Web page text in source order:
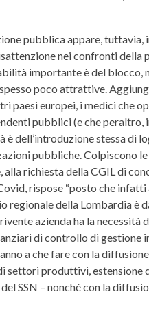
pubblica appare,
nei confronti della
importante è del blocco,
poco attrattive.
paesi europei, i medici che
pubblici (e che
è dell’introduzione stessa di
pubbliche. Colpiscono
richiesta della CGIL di
rispose “posto che
regionale della Lombardia è
azienda ha la
di controllo di gestione
a che fare con la
settori produttivi, estensione
SSN – nonché con la